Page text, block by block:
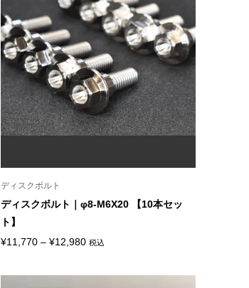
ディスクボルト
ディスクボルト｜φ8-M6X20 【10本セッ
ト】
¥11,770 – ¥12,980価
帯:
税込